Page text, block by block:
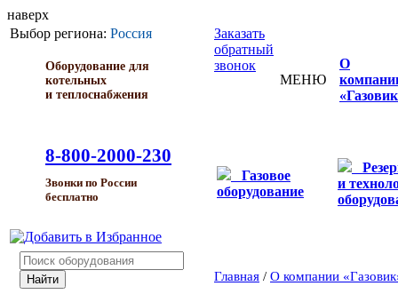
наверх
Выбор региона: Россия
Оборудование для
котельных
и теплоснабжения
8-800-2000-230
Звонки по России
бесплатно
Заказать
обратный
звонок
МЕНЮ
О
Газовое
оборудование
и
Главная / О компании